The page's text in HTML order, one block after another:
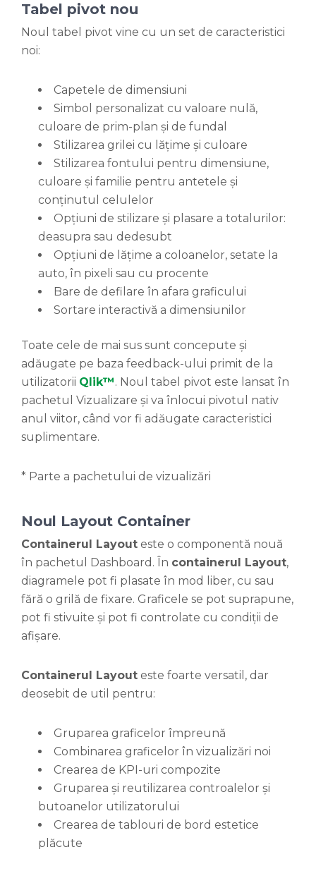
Tabel pivot nou
Noul tabel pivot vine cu un set de caracteristici
noi:
Capetele de dimensiuni
Simbol personalizat cu valoare nulă,
culoare de prim-plan și de fundal
Stilizarea grilei cu lățime și culoare
Stilizarea fontului pentru dimensiune,
culoare și familie pentru antetele și
conținutul celulelor
Opțiuni de stilizare și plasare a totalurilor:
deasupra sau dedesubt
Opțiuni de lățime a coloanelor, setate la
auto, în pixeli sau cu procente
Bare de defilare în afara graficului
Sortare interactivă a dimensiunilor
Toate cele de mai sus sunt concepute și
adăugate pe baza feedback-ului primit de la
utilizatorii Qlik™. Noul tabel pivot este lansat în
pachetul Vizualizare și va înlocui pivotul nativ
anul viitor, când vor fi adăugate caracteristici
suplimentare.
* Parte a pachetului de vizualizări
Noul Layout Container
Containerul Layout este o componentă nouă
în pachetul Dashboard. În containerul Layout,
diagramele pot fi plasate în mod liber, cu sau
fără o grilă de fixare. Graficele se pot suprapune,
pot fi stivuite și pot fi controlate cu condiții de
afișare.
Containerul Layout este foarte versatil, dar
deosebit de util pentru:
Gruparea graficelor împreună
Combinarea graficelor în vizualizări noi
Crearea de KPI-uri compozite
Gruparea și reutilizarea controalelor și
butoanelor utilizatorului
Crearea de tablouri de bord estetice
plăcute